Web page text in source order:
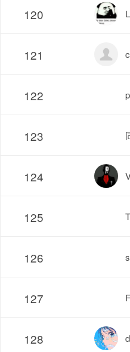
120
121
122
123
124
125
126
127
128